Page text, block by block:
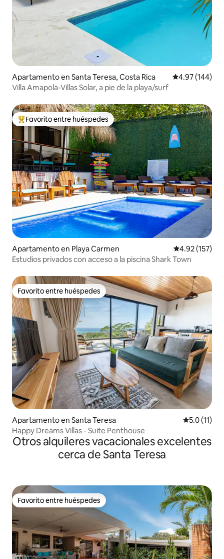
Apartamento en Santa Teresa, Costa Rica Calificación
4.97 (144)
Villa Amapola-Villas Solar, a pie de la playa/surf
Favorito entre huéspedes preferido
Favorito entre huéspedes
Apartamento en Playa Carmen Calificación
4.92 (157)
Estudios privados con acceso a la piscina Shark Town
Favorito entre huéspedes
Favorito entre huéspedes
Apartamento en Santa Teresa Calificación
5.0 (11)
Happy Dreams Villas - Suite Penthouse
Otros alquileres vacacionales excelentes
cerca de Santa Teresa
Favorito entre huéspedes
Favorito entre huéspedes